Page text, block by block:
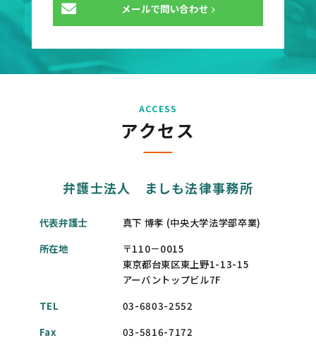
メールで問い合わせ
ACCESS
アクセス
弁護士法人 ましも法律事務所
代表弁護士
真下 博孝 (中央大学法学部卒業)
所在地
〒110－0015
東京都台東区東上野1-13-15
アーバントップビル7F
TEL
03-6803-2552
Fax
03-5816-7172